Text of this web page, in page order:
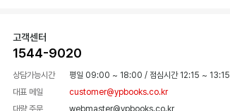
고객센터
1544-9020
상담가능시간 평일 09:00 ~ 18:00 / 점심시간 12:15 ~ 13:15
대표 메일
customer@ypbooks.co.kr